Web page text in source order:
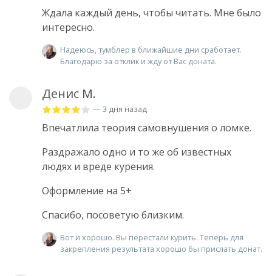
Ждала каждый день, чтобы читать. Мне было
интересно.
Надеюсь, тумблер в ближайшие дни сработает.
Благодарю за отклик и жду от Вас доната.
Денис М.
— 3 дня назад
Впечатлила теория самовнушения о ломке.
Раздражало одно и то же об известных
людях и вреде курения.
Оформление на 5+
Спасибо, посоветую близким.
Вот и хорошо. Вы перестали курить. Теперь для
закрепления результата хорошо бы прислать донат.